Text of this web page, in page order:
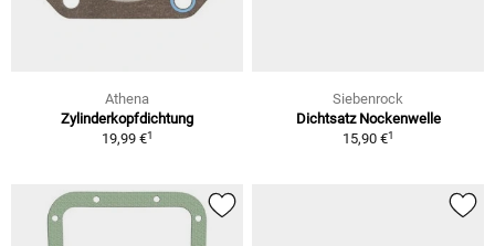
Athena
Zylinderkopfdichtung
19,99 €1
Siebenrock
Dichtsatz Nockenwelle
15,90 €1